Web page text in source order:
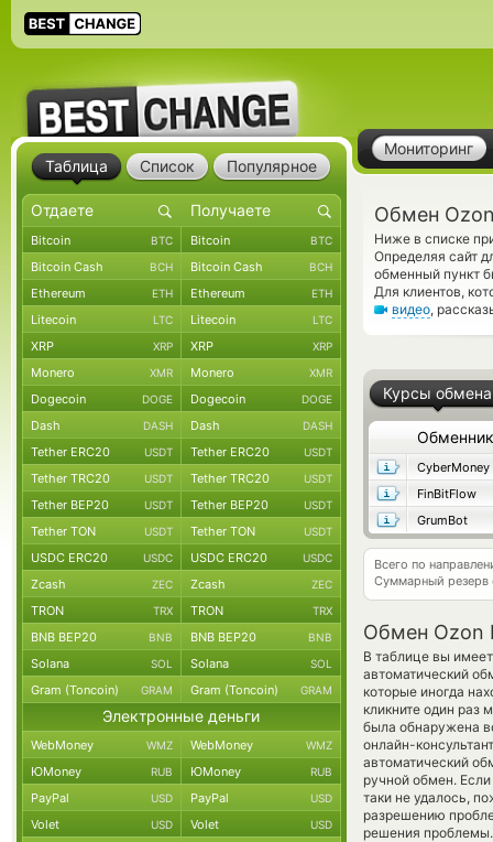
Мониторинг
Обмен
Ниже в списке
Определяя сайт
обменный пункт
Для клиентов,
видео,
Курсы обмена
Обменник
CyberMoney
FinBitFlow
GrumBot
Всего по
Суммарный резерв
Обмен Ozon
В таблице вы
автоматический
которые иногда
кликните один раз
была обнаружена
онлайн-
автоматический
ручной обмен.
таки не удалось,
разрешению
решения проблемы.
Таблица Список Популярное
Bitcoin BTC Bitcoin BTC
Bitcoin Cash BCH Bitcoin Cash BCH
Ethereum ETH Ethereum ETH
Litecoin LTC Litecoin LTC
XRP XRP XRP XRP
Monero XMR Monero XMR
Dogecoin DOGE Dogecoin DOGE
Dash DASH Dash DASH
Tether ERC20 USDT Tether ERC20 USDT
Tether TRC20 USDT Tether TRC20 USDT
Tether BEP20 USDT Tether BEP20 USDT
Tether TON USDT Tether TON USDT
USDC ERC20 USDC USDC ERC20 USDC
Zcash ZEC Zcash ZEC
TRON TRX TRON TRX
BNB BEP20 BNB BNB BEP20 BNB
Solana SOL Solana SOL
Gram (Toncoin) GRAM Gram (Toncoin) GRAM
Электронные деньги
WebMoney WMZ WebMoney WMZ
ЮMoney RUB ЮMoney RUB
PayPal USD PayPal USD
Volet USD Volet USD